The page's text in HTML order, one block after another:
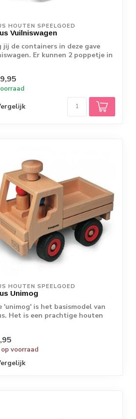
HOUTEN SPEELGOED
Vuilniswagen
jij de containers in deze gave
Er kunnen 2 poppetje in
HOUTEN SPEELGOED
Unimog
'unimog' is het basismodel van
Het is een prachtige houten
voorraad